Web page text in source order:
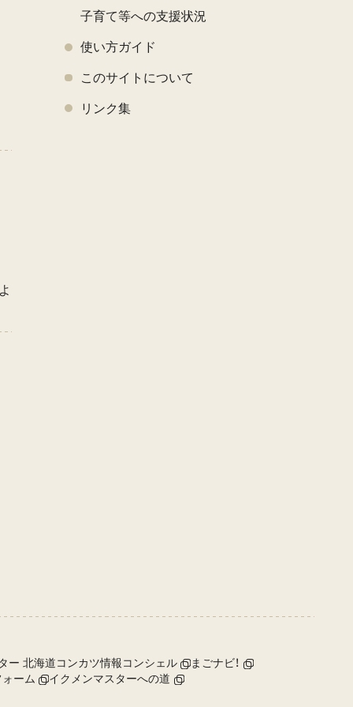
子育て等への支援状況
使い方ガイド
このサイトについて
リンク集
ー 北海道コンカツ情報コンシェル
まごナビ！
ーム
イクメンマスターへの道